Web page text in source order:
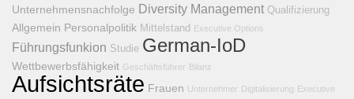
Unternehmensnachfolge Diversity Management Qualifizierung
Allgemein Personalpolitik Mittelstand Executive Options
Führungsfunkion Studie German-IoD
Wettbewerbsfähigkeit Geschäftsführer Bilanz
Aufsichtsräte Frauen Unternehmer Digitalisierung Executive